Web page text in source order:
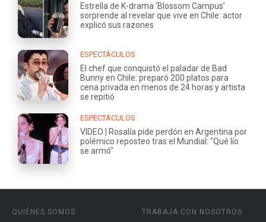
Estrella de K-drama ‘Blossom Campus’
sorprende al revelar que vive en Chile: actor
explicó sus razones
ESPECTÁCULOS
El chef que conquistó el paladar de Bad
Bunny en Chile: preparó 200 platos para
cena privada en menos de 24 horas y artista
se repitió
ESPECTÁCULOS
VIDEO | Rosalía pide perdón en Argentina por
polémico reposteo tras el Mundial: "Qué lío
se armó"
QUIÉNES SOMOS
TRABAJA CON NOSOTROS